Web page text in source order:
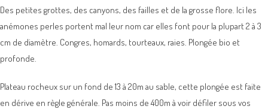
Des petites grottes, des canyons, des failles et de la grosse flore. Ici les
anémones perles portent mal leur nom car elles font pour la plupart 2 à 3
cm de diamètre. Congres, homards, tourteaux, raies. Plongée bio et
profonde.
Plateau rocheux sur un fond de 13 à 20m au sable, cette plongée est faite
en dérive en règle générale. Pas moins de 400m à voir défiler sous vos